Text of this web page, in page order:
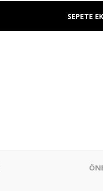
SEPETE